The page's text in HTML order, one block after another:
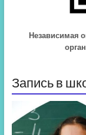
Независимая
Запись в